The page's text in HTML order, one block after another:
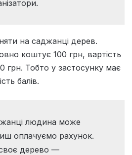
на саджанці дерев.
коштує 100 грн, вартість
грн. Тобто у застосунку має
балів.
людина може
оплачуємо рахунок.
дерево —